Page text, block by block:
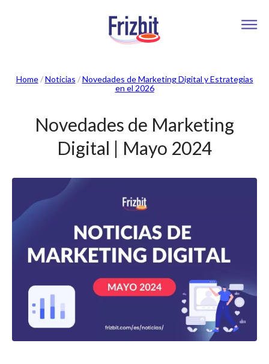
Home/Noticias /Novedades de Marketing Digital y Estrategias
en el 2026
Novedades de Marketing
Digital | Mayo 2024